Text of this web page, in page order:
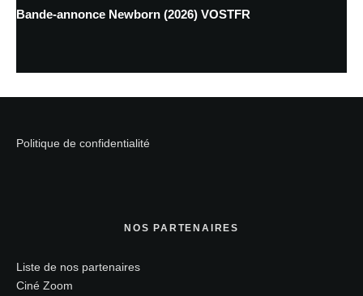
Bande-annonce Newborn (2026) VOSTFR
Politique de confidentialité
NOS PARTENAIRES
Liste de nos partenaires
Ciné Zoom